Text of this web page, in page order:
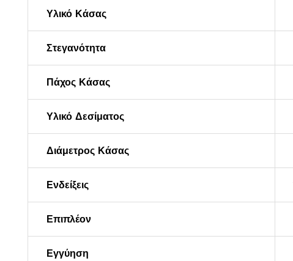
Υλικό Κάσας
Στεγανότητα
Πάχος Κάσας
Υλικό Δεσίματος
Διάμετρος Κάσας
Ενδείξεις
Επιπλέον
Εγγύηση